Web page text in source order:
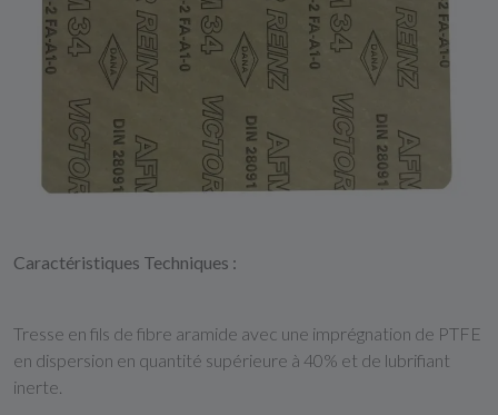
Caractéristiques Techniques :
Tresse en fils de fibre aramide avec une imprégnation de PTFE
en dispersion en quantité supérieure à 40% et de lubrifiant
inerte.